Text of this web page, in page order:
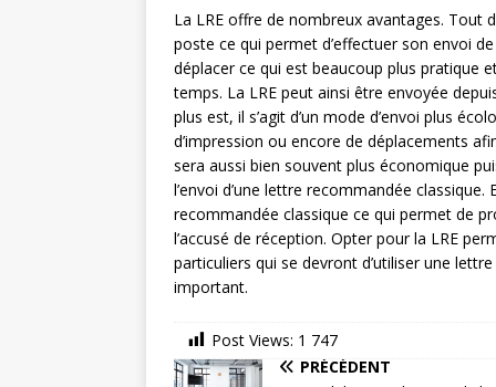
La LRE offre de nombreux avantages. Tout
poste ce qui permet d’effectuer son envoi
déplacer ce qui est beaucoup plus pratique
temps. La LRE peut ainsi être envoyée
plus est, il s’agit d’un mode d’envoi plus
d’impression ou encore de déplacements
sera aussi bien souvent plus économique
l’envoi d’une lettre recommandée
recommandée classique ce qui permet de
l’accusé de réception. Opter pour la LRE
particuliers qui se devront d’utiliser une
important.
Post Views: 1 747
PRÉCÉDENT